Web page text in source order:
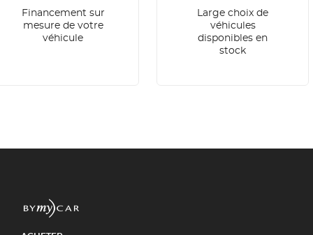
Financement sur
mesure de votre
véhicule
Large choix de
véhicules
disponibles en
stock